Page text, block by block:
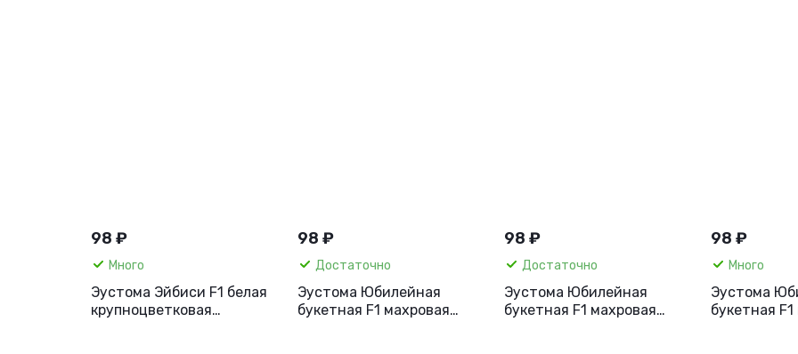
98 ₽
Много
Эустома Эйбиси F1 белая
крупноцветковая
98 ₽
Достаточно
Эустома Юбилейная
букетная F1 махровая
98 ₽
Достаточно
Эустома Юбилейная
букетная F1 махровая
98 ₽
Много
Эустома
букетная